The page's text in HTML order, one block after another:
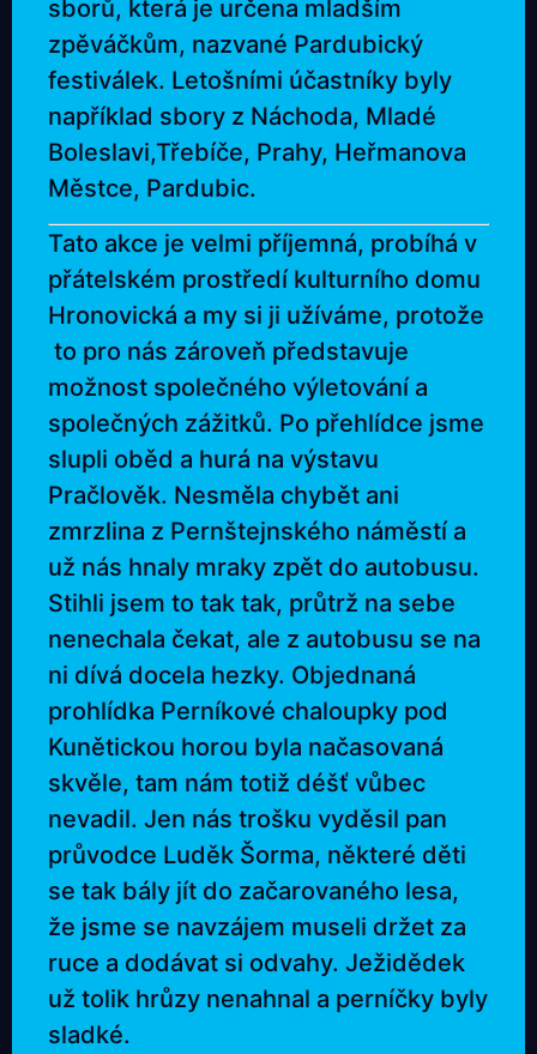
sborů, která je určena mladším
zpěváčkům, nazvané Pardubický
festiválek. Letošními účastníky byly
například sbory z Náchoda, Mladé
Boleslavi,Třebíče, Prahy, Heřmanova
Městce, Pardubic.
Tato akce je velmi příjemná, probíhá v
přátelském prostředí kulturního domu
Hronovická a my si ji užíváme, protože
to pro nás zároveň představuje
možnost společného výletování a
společných zážitků. Po přehlídce jsme
slupli oběd a hurá na výstavu
Pračlověk. Nesměla chybět ani
zmrzlina z Pernštejnského náměstí a
už nás hnaly mraky zpět do autobusu.
Stihli jsem to tak tak, průtrž na sebe
nenechala čekat, ale z autobusu se na
ni dívá docela hezky. Objednaná
prohlídka Perníkové chaloupky pod
Kunětickou horou byla načasovaná
skvěle, tam nám totiž déšť vůbec
nevadil. Jen nás trošku vyděsil pan
průvodce Luděk Šorma, některé děti
se tak bály jít do začarovaného lesa,
že jsme se navzájem museli držet za
ruce a dodávat si odvahy. Ježidědek
už tolik hrůzy nenahnal a perníčky byly
sladké.